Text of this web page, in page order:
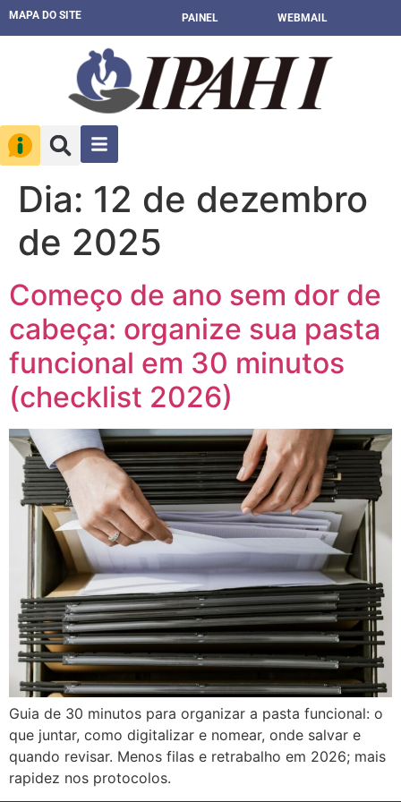
MAPA DO SITE PAINEL WEBMAIL
Dia: 12 de dezembro
de 2025
Começo de ano sem dor de
cabeça: organize sua pasta
funcional em 30 minutos
(checklist 2026)
Guia de 30 minutos para organizar a pasta funcional: o
que juntar, como digitalizar e nomear, onde salvar e
quando revisar. Menos filas e retrabalho em 2026; mais
rapidez nos protocolos.